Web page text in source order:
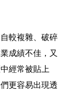
較複雜、破碎
成績不佳，又
經常被貼上
更容易出現透